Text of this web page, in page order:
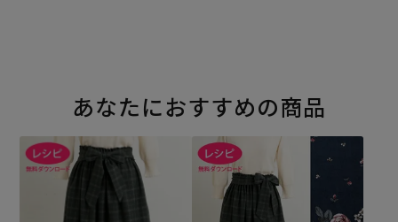
あなたにおすすめの商品